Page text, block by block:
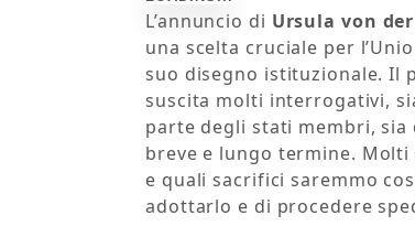
L’annuncio di Ursula von
una scelta cruciale per
suo disegno istituzionale. Il
suscita molti interrogativi,
parte degli stati membri,
breve e lungo termine. Molti
e quali sacrifici saremmo
adottarlo e di procedere